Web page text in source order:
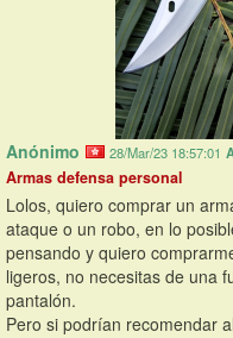
Anónimo 28/Mar/23 18:57:01
Armas defensa personal
Lolos, quiero comprar un
ataque o un robo, en lo
pensando y quiero
ligeros, no necesitas de una
pantalón.
Pero si podrían recomendar